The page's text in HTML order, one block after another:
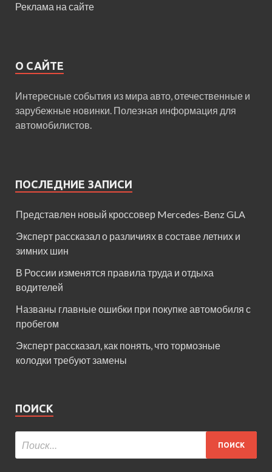
Реклама на сайте
О САЙТЕ
Интересные события из мира авто, отечественные и
зарубежные новинки. Полезная информация для
автомобилистов.
ПОСЛЕДНИЕ ЗАПИСИ
Представлен новый кроссовер Mercedes-Benz GLA
Эксперт рассказал о различиях в составе летних и
зимних шин
В России изменятся правила труда и отдыха
водителей
Названы главные ошибки при покупке автомобиля с
пробегом
Эксперт рассказал, как понять, что тормозные
колодки требуют замены
ПОИСК